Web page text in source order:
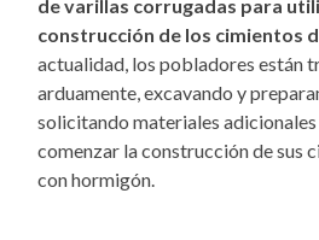
de varillas corrugadas para
construcción de los cimientos
actualidad, los pobladores están
arduamente, excavando y
solicitando materiales
comenzar la construcción de sus
con hormigón.